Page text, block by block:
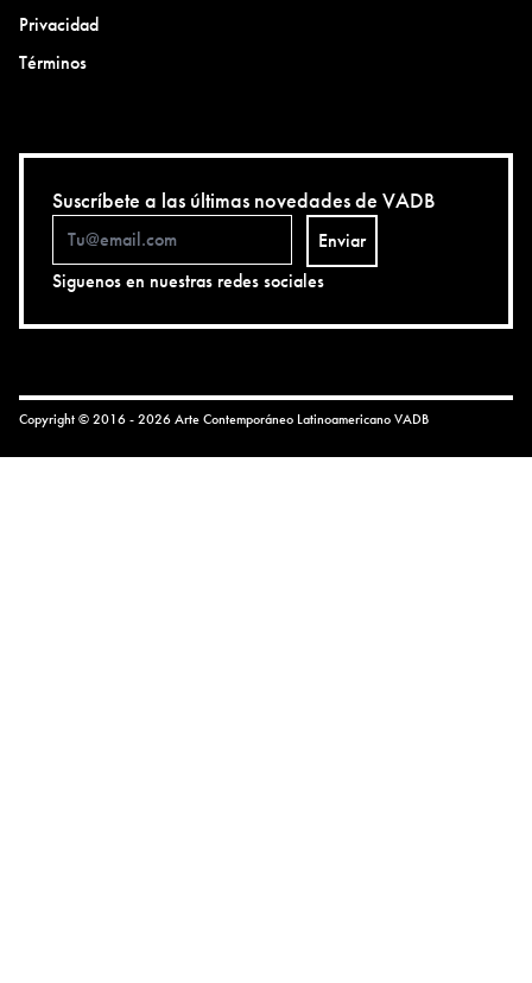
Privacidad
Términos
Suscríbete a las últimas novedades de VADB
Enviar
Siguenos en nuestras redes sociales
Copyright © 2016 - 2026 Arte Contemporáneo LatinoamericanoVADB